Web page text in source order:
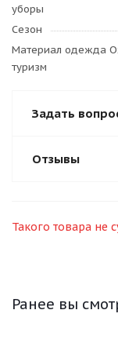
уборы
Сезон
Материал одежда
туризм
Задать
Отзывы
Такого товара не
Ранее вы